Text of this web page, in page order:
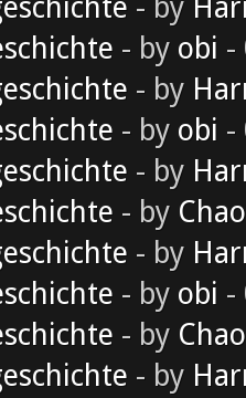
- by
- by obi -
- by
- by obi -
- by
- by
- by
- by obi -
- by
- by